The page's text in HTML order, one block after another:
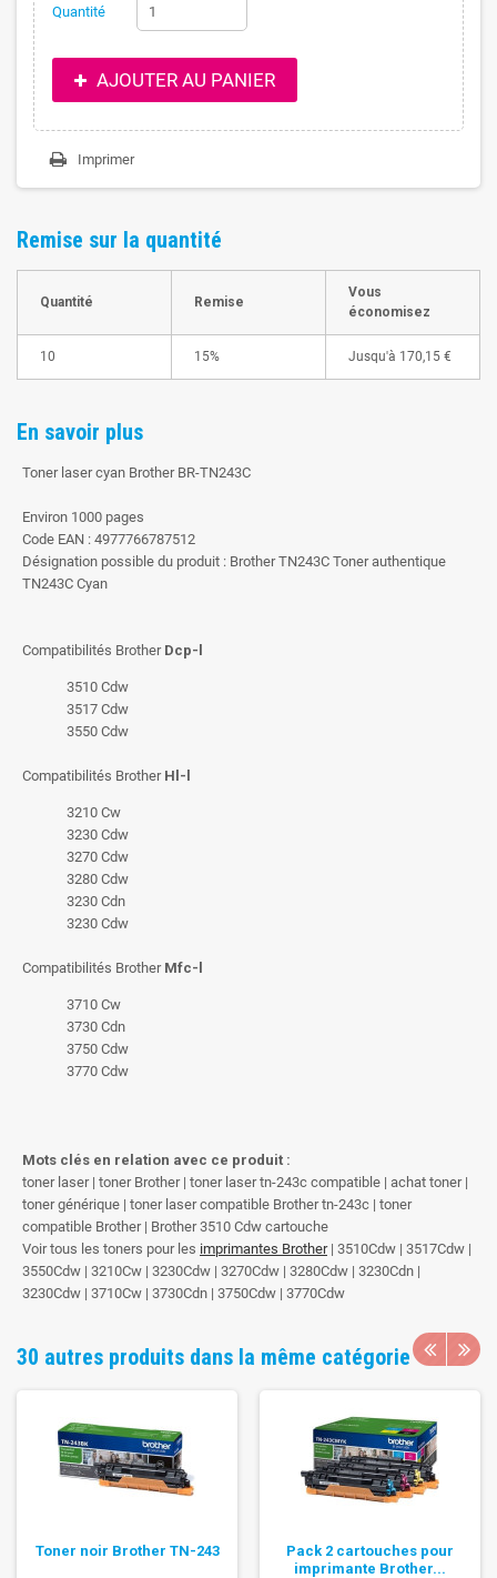
Quantité
AJOUTER AU PANIER
Imprimer
Remise sur la quantité
Quantité Remise
Vous
économisez
10 15% Jusqu'à 170,15 €
En savoir plus
Toner laser cyan Brother BR-TN243C
Environ 1000 pages
Code EAN : 4977766787512
Désignation possible du produit : Brother TN243C Toner authentique
TN243C Cyan
Compatibilités Brother Dcp-l
3510 Cdw
3517 Cdw
3550 Cdw
Compatibilités Brother Hl-l
3210 Cw
3230 Cdw
3270 Cdw
3280 Cdw
3230 Cdn
3230 Cdw
Compatibilités Brother Mfc-l
3710 Cw
3730 Cdn
3750 Cdw
3770 Cdw
Mots clés en relation avec ce produit :
toner laser | toner Brother | toner laser tn-243c compatible | achat toner |
toner générique | toner laser compatible Brother tn-243c | toner
compatible Brother | Brother 3510 Cdw cartouche
Voir tous les toners pour les imprimantes Brother| 3510Cdw | 3517Cdw |
3550Cdw | 3210Cw | 3230Cdw | 3270Cdw | 3280Cdw | 3230Cdn |
3230Cdw | 3710Cw | 3730Cdn | 3750Cdw | 3770Cdw
30 autres produits dans la même catégorie
Toner noir Brother TN-243
Pack 2 cartouches pour
imprimante Brother...